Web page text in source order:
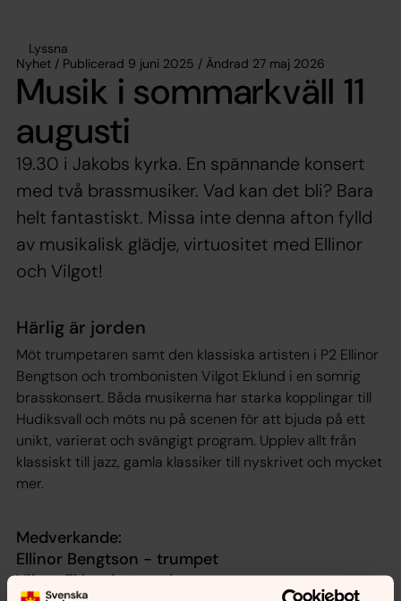
Lyssna
Nyhet / Publicerad 9 juni 2025 / Ändrad 27 maj 2026
Musik i sommarkväll 11
augusti
19.30 i Jakobs kyrka. En spännande konsert
med två brassmusiker. Vad kan det bli? Bara
helt fantastiskt. Missa inte denna afton fylld
av musikalisk glädje, virtuositet med Ellinor
och Vilgot!
Härlig är jorden
Möt trumpetaren samt den klassiska artisten i P2 Ellinor
Bengtson och trombonisten Vilgot Eklund i en somrig
brasskonsert. Båda musikerna har starka kopplingar till
Hudiksvall och möts nu på scenen för att bjuda på ett
unikt, varierat och svängigt program. Upplev allt från
klassiskt till jazz, gamla klassiker till nyskrivet och mycket
mer.
Medverkande:
Ellinor Bengtson - trumpet
Vilgot Eklund - trombon